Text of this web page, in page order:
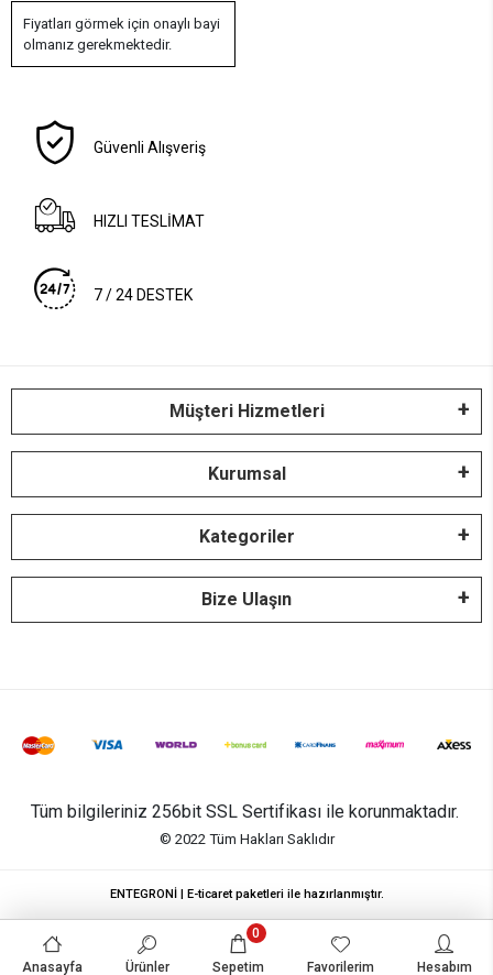
Fiyatları görmek için onaylı bayi
olmanız gerekmektedir.
Güvenli Alışveriş
HIZLI TESLİMAT
7 / 24 DESTEK
Müşteri Hizmetleri
Kurumsal
Kategoriler
Bize Ulaşın
Tüm bilgileriniz 256bit SSL Sertifikası ile korunmaktadır.
© 2022 Tüm Hakları Saklıdır
Anasayfa Ürünler Sepetim
0
Favorilerim Hesabım
ENTEGRONİ | E-ticaret paketleri ile hazırlanmıştır.